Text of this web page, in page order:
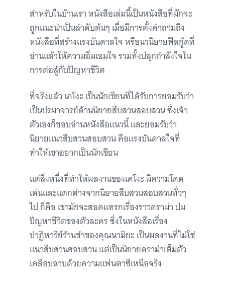
สำหรับในบ้านเรา หนังสือเล่มนี้เป็นหนังสือที่มักจะ
ถูกแนะนำเป็นลำดับต้นๆ เมื่อมีการตั้งคำถามถึง
หนังสือที่สร้างแรงบันดาลใจ หรือนวนิยายฟีลกู้ดที่
อ่านแล้วให้ความอิ่มเอมใจ รวมทั้งปลุกกำลังใจใน
การต่อสู้กับปัญหาชีวิต
ที่จริงแล้ว เคโงะ เป็นนักเขียนที่ได้รับการยอมรับว่า
เป็นปรมาจารย์ด้านนิยายสืบสวนสอบสวน ซึ่งเจ้า
ตัวเองก็ชอบอ่านหนังสือแนวนี้ และยอมรับว่า
นิยายแนวสืบสวนสอบสวน คือแรงบันดาลใจที่
ทำให้เขาอยากเป็นนักเขียน
แต่สิ่งหนึ่งที่ทำให้ผลงานของเคโงะ มีความโดด
เด่นและแตกต่างจากนิยายสืบสวนสอบสวนทั่วๆ
ไป ก็คือ เขามักจะสอดแทรกเรื่องราวดราม่า ปม
ปัญหาชีวิตของตัวละคร ซึ่งในหนังสือเรื่อง
ปาฏิหาริย์ร้านชำของคุณนามิยะ เป็นผลงานที่ไม่ใช่
แนวสืบสวนสอบสวน แต่เป็นนิยายดราม่าเต็มตัว
เคลือบฉาบด้วยความแฟนตาซีเหนือจริง